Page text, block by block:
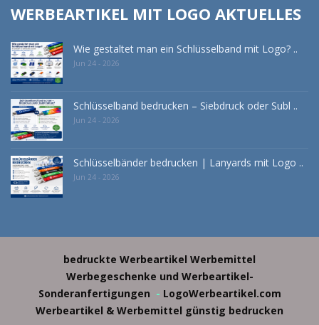
WERBEARTIKEL MIT LOGO AKTUELLES
Wie gestaltet man ein Schlüsselband mit Logo? ..
Jun 24 - 2026
Schlüsselband bedrucken – Siebdruck oder Subl ..
Jun 24 - 2026
Schlüsselbänder bedrucken | Lanyards mit Logo ..
Jun 24 - 2026
bedruckte Werbeartikel Werbemittel
Werbegeschenke und Werbeartikel-
Sonderanfertigungen - LogoWerbeartikel.com
Werbeartikel & Werbemittel günstig bedrucken